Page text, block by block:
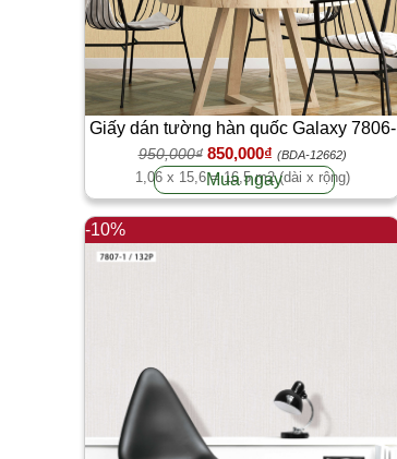
Giấy dán tường hàn quốc Galaxy 7806-
4
950,000₫ 850,000₫ (BDA-12662)
1,06 x 15,6 = 16,5 m2 (dài x rộng)
Mua ngay
-10%